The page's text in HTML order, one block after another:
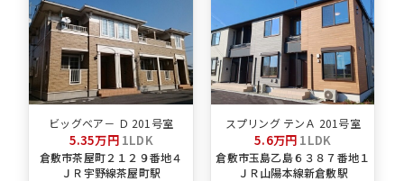
ビッグベア－ Ｄ 201号室
5.35万円 1LDK
倉敷市茶屋町２１２９番地４
ＪＲ宇野線茶屋町駅
スプリング テンＡ 201号室
5.6万円 1LDK
倉敷市玉島乙島６３８７番地１
ＪＲ山陽本線新倉敷駅